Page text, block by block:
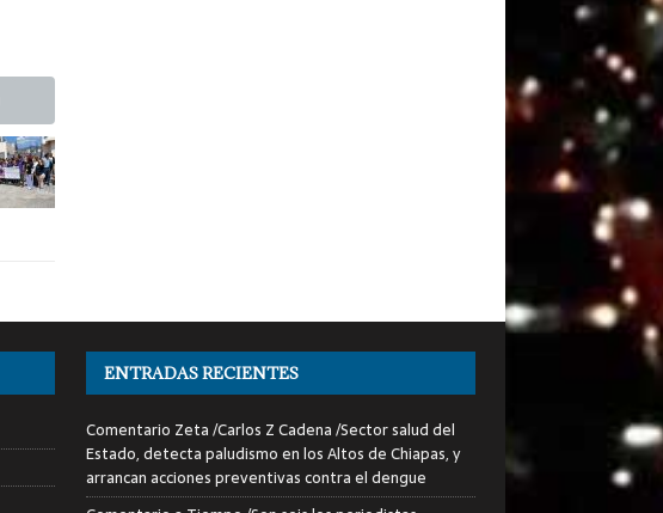
ENTRADAS RECIENTES
Comentario Zeta /Carlos Z Cadena /Sector salud del
Estado, detecta paludismo en los Altos de Chiapas, y
arrancan acciones preventivas contra el dengue